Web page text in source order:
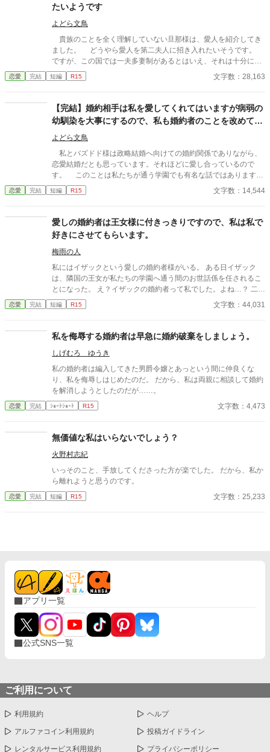
たいようです
よどら文鳥
貴族のことを全く理解していない旦那様は、愛人を紹介してき
ました。 どうやら愛人を第二夫人に招き入れたいそうです。
ですが、この国では一夫多妻制があるとはいえ、それは十分に養
っていける環境下にある上、貴族同士でしか認められません。
旦那様は貴族とはいえ現状無職ですし、愛人は平民のようです。
わけです。 貴族の人間が不倫行為などすれば、この国での処罰
は極刑の可能性もあります。 それすら理解せずに堂々と……。
仕方がありません。 旦那様の気持ちはすでに愛人の方に夢中
ですし、その願い叶えられるように私も協力致しましょう。 た
だし、平和的に叶えられるかは別です。 政略結婚なので、周り
のことも考えると離婚は簡単にできません。ならばこれくらいの
抵抗は……させていただきますよ？ ですが、周囲からの協力が
ありまして、離婚に持っていくこともできそうですね。 折角で
すので離婚する前に、愛人と旦那様が私たちの作戦に追い詰めら
恋愛 完結 短編 R15 文字数：28,163
【完結】婚約相手は私を愛してくれてはいますが病弱の
幼馴染を大事にするので、私も婚約者のことを改めて考
えてみることにします
よどら文鳥
私とバズドド様は政略結婚へ向けての婚約関係でありながら、
恋愛結婚だとも思っています。それほどに愛し合っているので
す。 このことは私たちが通う学園でも有名な話ではあります
が、私に応援と同情をいただいてしまいます。この婚約を良く思
ってはいないのでしょう。 ですが、バズドド様の幼馴染が遠く
変化してきました。 ある日、馬車内での出来事をきっかけに、
私は本当にバズドド様のことを愛しているのか真剣に考えること
になります。 その結果、私の考え方が大きく変わることになり
ました。
恋愛 完結 短編 R15 文字数：14,544
愛しの婚約者は王女様に付きっきりですので、私は私で
好きにさせてもらいます。
梅雨の人
私にはイザックという愛しの婚約者様がいる。 ある日イザック
は、隣国の王女が私たちの学園へ通う間のお世話係を任されるこ
とになった。 え？イザックの婚約者って私でした。よね…？ 二人
の仲睦まじい様子を見聞きするたびに、私の心は折れてしまいま
した。 ええ、バッキバキに。 もういいですよね。あとは好きにさ
恋愛 完結 短編 R15 文字数：44,031
私を侮辱する婚約者は早急に婚約破棄をしましょう。
しげむろ ゆうき
私の婚約者は編入してきた男爵令嬢とあっという間に仲良くな
り、私を侮辱しはじめたのだ。 だから、私は両親に相談して婚約
を解消しようとしたのだが……。
恋愛 完結 ｼｮｰﾄｼｮｰﾄ R15 文字数：4,473
無価値な私はいらないでしょう？
火野村志紀
いっそのこと、手放してくださった方が楽でした。 だから、私か
ら離れようと思うのです。
恋愛 完結 短編 R15 文字数：25,233
アプリ一覧
公式SNS一覧
ご利用について
利用規約 ヘルプ
アルファコイン利用規約 投稿ガイドライン
レンタルサービス利用規約 プライバシーポリシー